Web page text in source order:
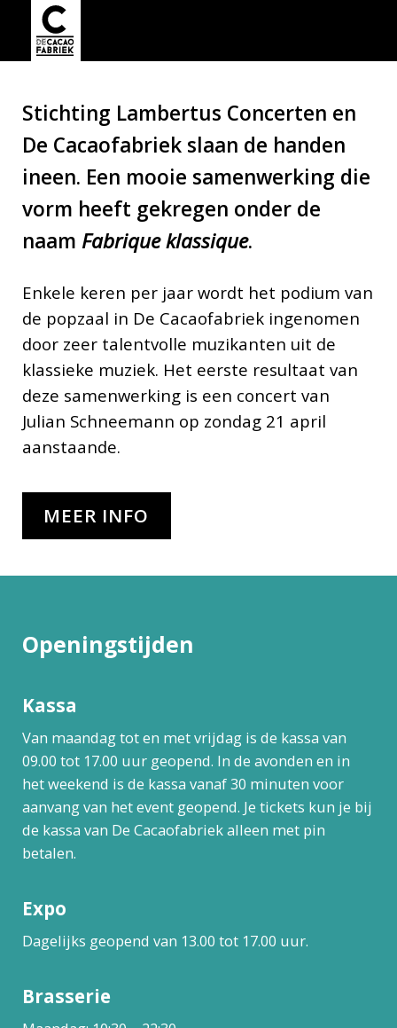
Stichting Lambertus Concerten en
De Cacaofabriek slaan de handen
ineen. Een mooie samenwerking die
vorm heeft gekregen onder de
naam Fabrique klassique.
Enkele keren per jaar wordt het podium van
de popzaal in De Cacaofabriek ingenomen
door zeer talentvolle muzikanten uit de
klassieke muziek. Het eerste resultaat van
deze samenwerking is een concert van
Julian Schneemann op zondag 21 april
aanstaande.
MEER INFO
Openingstijden
Kassa
Van maandag tot en met vrijdag is de kassa van
09.00 tot 17.00 uur geopend. In de avonden en in
het weekend is de kassa vanaf 30 minuten voor
aanvang van het event geopend. Je tickets kun je bij
de kassa van De Cacaofabriek alleen met pin
betalen.
Expo
Dagelijks geopend van 13.00 tot 17.00 uur.
Brasserie